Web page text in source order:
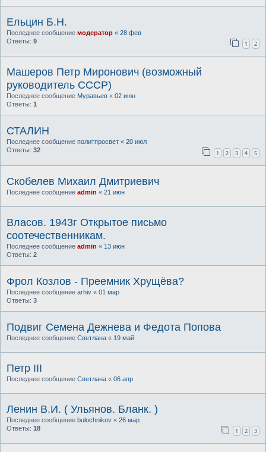
Ельцин Б.Н.
Последнее сообщение модератор « 28 фев
Ответы: 9 1 2
Машеров Петр Миронович (возможный
руководитель СССР)
Последнее сообщение Муравьев « 02 июн
Ответы: 1
СТАЛИН
Последнее сообщение политпросвет « 20 июл
Ответы: 32 1 2 3 4 5
Скобелев Михаил Дмитриевич
Последнее сообщение admin « 21 июн
Власов. 1943г Открытое письмо
соотечественникам.
Последнее сообщение admin « 13 июн
Ответы: 2
Фрол Козлов - Преемник Хрущёва?
Последнее сообщение arhiv « 01 мар
Ответы: 3
Подвиг Семена Дежнева и Федота Попова
Последнее сообщение Светлана « 19 май
Петр III
Последнее сообщение Светлана « 06 апр
Ленин В.И. ( Ульянов. Бланк. )
Последнее сообщение bulochnikov « 26 мар
Ответы: 18 1 2 3